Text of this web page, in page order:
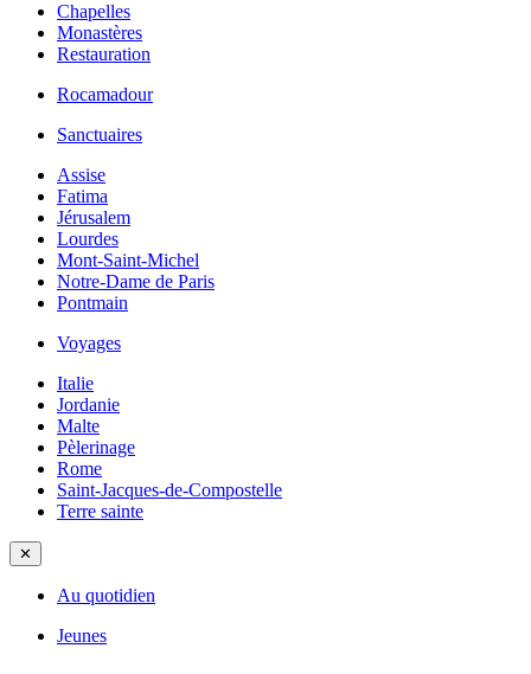
Chapelles
Monastères
Restauration
Rocamadour
Sanctuaires
Assise
Fatima
Jérusalem
Lourdes
Mont-Saint-Michel
Notre-Dame de Paris
Pontmain
Voyages
Italie
Jordanie
Malte
Pèlerinage
Rome
Saint-Jacques-de-Compostelle
Terre sainte
✕
Au quotidien
Jeunes